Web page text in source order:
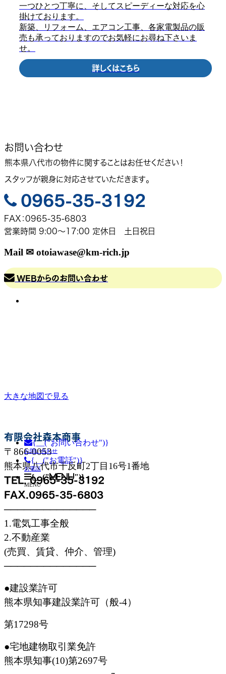
一つひとつ丁寧に、そしてスピーディーな対応を心
掛けております。
新築、リフォーム、エアコン工事、各家電製品の販
売も承っておりますのでお気軽にお尋ね下さいま
せ。
詳しくはこちら
お問い合わせ
熊本県八代市の物件に関することはお任せください！
スタッフが親身に対応させていただきます。
 0965-35-3192
FAX：0965-35-6803
営業時間 9:00～17:00 定休日 土日祝日
Mail ✉ otoiawase@km-rich.jp
WEBからのお問い合わせ
大きな地図で見る
{__("お問い合わせ")}
お問い合わせ
{__("お電話")}
お電話
{__("MENU")}
MENU
有限会社森本商事
〒866-0053
熊本県八代市千反町2丁目16号1番地
TEL. 0965-35-3192
FAX.0965-35-6803
──────────────
1.電気工事全般
2.不動産業
(売買、賃貸、仲介、管理)
──────────────
●建設業許可
熊本県知事建設業許可 （般-4）
第17298号
●宅地建物取引業免許
熊本県知事(10)第2697号